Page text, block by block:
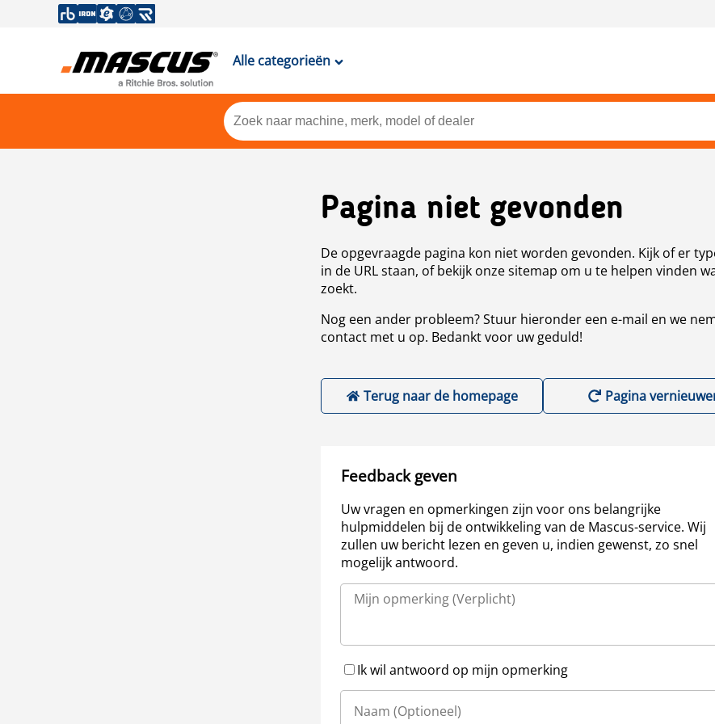
Alle categorieën
Pagina niet gevonden
De opgevraagde pagina kon niet worden gevonden. Kijk of er
in de URL staan, of bekijk onze sitemap om u te helpen vinden
zoekt.
Nog een ander probleem? Stuur hieronder een e-mail en we
contact met u op. Bedankt voor uw geduld!
Terug naar de homepage Pagina
Feedback geven
Uw vragen en opmerkingen zijn voor ons belangrijke
hulpmiddelen bij de ontwikkeling van de Mascus-service. Wij
zullen uw bericht lezen en geven u, indien gewenst, zo snel
mogelijk antwoord.
Ik wil antwoord op mijn opmerking